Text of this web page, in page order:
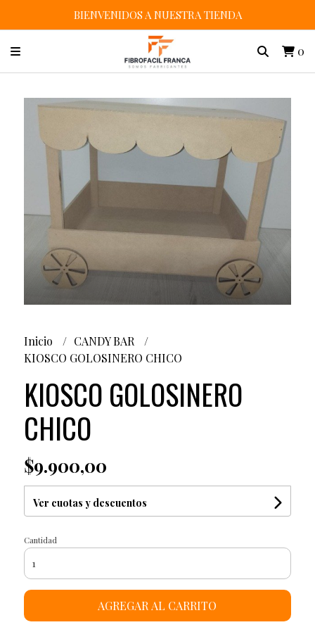
BIENVENIDOS A NUESTRA TIENDA
0
Inicio
CANDY BAR
KIOSCO GOLOSINERO CHICO
KIOSCO GOLOSINERO
CHICO
$9.900,00
Ver cuotas y descuentos
Cantidad
AGREGAR AL CARRITO